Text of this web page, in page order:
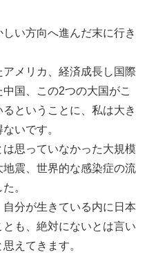
い方向へ進んだ末に行き
メリカ、経済成長し国際
国、この2つの大国がこ
ということに、私は大き
いです。
思っていなかった大規模
震、世界的な感染症の流
。
分が生きている内に日本
も、絶対にないとは言い
えてきます。